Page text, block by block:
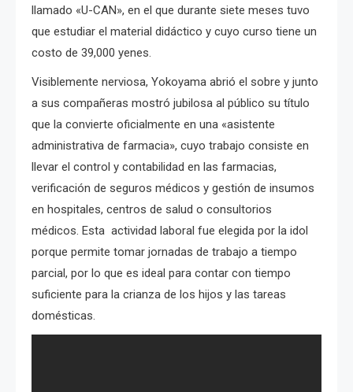
llamado «U-CAN», en el que durante siete meses tuvo
que estudiar el material didáctico y cuyo curso tiene un
costo de 39,000 yenes.
Visiblemente nerviosa, Yokoyama abrió el sobre y junto
a sus compañeras mostró jubilosa al público su título
que la convierte oficialmente en una «asistente
administrativa de farmacia», cuyo trabajo consiste en
llevar el control y contabilidad en las farmacias,
verificación de seguros médicos y gestión de insumos
en hospitales, centros de salud o consultorios
médicos. Esta actividad laboral fue elegida por la idol
porque permite tomar jornadas de trabajo a tiempo
parcial, por lo que es ideal para contar con tiempo
suficiente para la crianza de los hijos y las tareas
domésticas.